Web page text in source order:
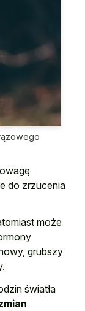
do zrzucenia
może
grubszy
światła